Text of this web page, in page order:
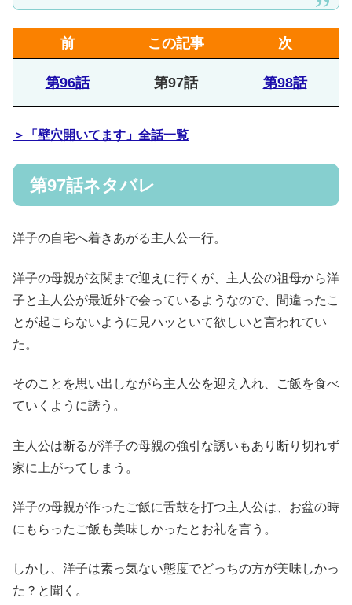
前 この記事 次
第96話 第97話 第98話
＞「壁穴開いてます」全話一覧
第97話ネタバレ
洋子の自宅へ着きあがる主人公一行。
洋子の母親が玄関まで迎えに行くが、主人公の祖母から洋
子と主人公が最近外で会っているようなので、間違ったこ
とが起こらないように見ハッといて欲しいと言われてい
た。
そのことを思い出しながら主人公を迎え入れ、ご飯を食べ
ていくように誘う。
主人公は断るが洋子の母親の強引な誘いもあり断り切れず
家に上がってしまう。
洋子の母親が作ったご飯に舌鼓を打つ主人公は、お盆の時
にもらったご飯も美味しかったとお礼を言う。
しかし、洋子は素っ気ない態度でどっちの方が美味しかっ
た？と聞く。